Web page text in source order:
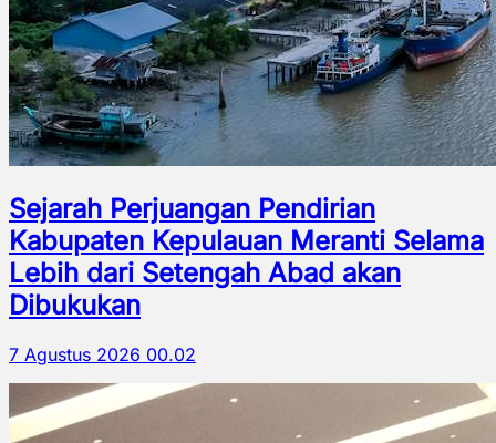
Sejarah Perjuangan Pendirian
Kabupaten Kepulauan Meranti Selama
Lebih dari Setengah Abad akan
Dibukukan
7 Agustus 2026 00.02